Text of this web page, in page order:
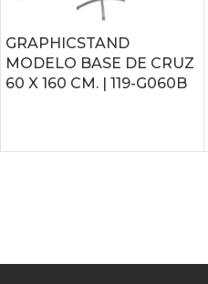
GRAPHICSTAND
MODELO BASE DE CRUZ
60 X 160 CM. | 119-G060B